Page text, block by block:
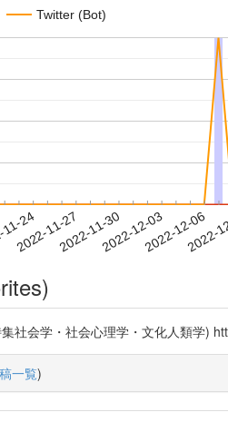
Twitter (Bot)
24
2022-11-272022-11-302022-12-032022-12-06
2022-
社会学・社会心理学・文化人類学)
一覧)